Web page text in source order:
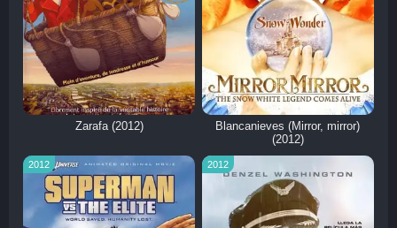
Zarafa (2012)
Blancanieves (Mirror, mirror)
(2012)
2012 2012